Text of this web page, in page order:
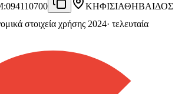
:094110700 ΚΗΦΙΣΙΑΘΗΒΑΙΔΟΣ
στοιχεία χρήσης 2024· τελευταία